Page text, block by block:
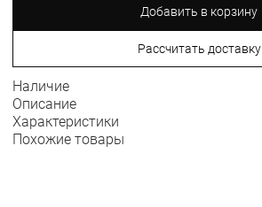
Добавить в корзину
Рассчитать доставку
Наличие
Описание
Характеристики
Похожие товары